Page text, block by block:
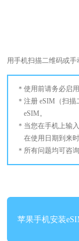
用手机扫描二维码或手
使用前请务必启用
注册 eSIM（扫
eSIM。
当您在手机上输
在使用日期到来时
所有问题均可咨
苹果手机安装